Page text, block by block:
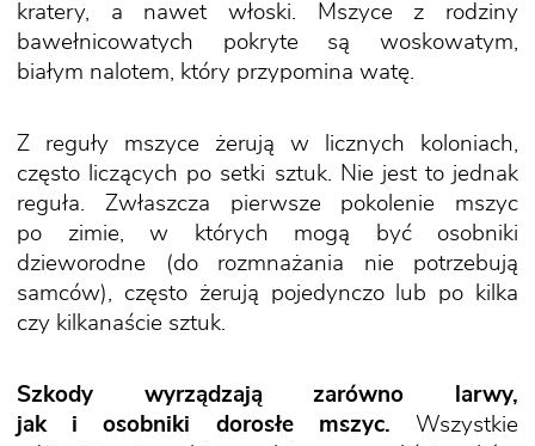
kratery, a nawet włoski. Mszyce z rodziny
bawełnicowatych pokryte są woskowatym,
białym nalotem, który przypomina watę.
Z reguły mszyce żerują w licznych koloniach,
często liczących po setki sztuk. Nie jest to jednak
reguła. Zwłaszcza pierwsze pokolenie mszyc
po zimie, w których mogą być osobniki
dzieworodne (do rozmnażania nie potrzebują
samców), często żerują pojedynczo lub po kilka
czy kilkanaście sztuk.
Szkody wyrządzają zarówno larwy,
jak i osobniki dorosłe mszyc. Wszystkie